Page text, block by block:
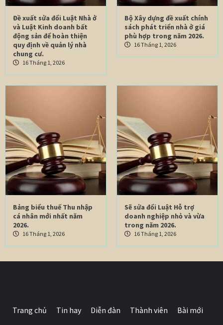
Đề xuất sửa đổi Luật Nhà ở
và Luật Kinh doanh bất
động sản để hoàn thiện
quy định về quản lý nhà
chung cư.
16 Tháng 1, 2026
Bộ Xây dựng đề xuất chính
sách phát triển nhà ở giá
phù hợp trong năm 2026.
16 Tháng 1, 2026
Bảng biểu thuế Thu nhập
cá nhân mới nhất năm
2026.
16 Tháng 1, 2026
Sẽ sửa đổi Luật Hỗ trợ
doanh nghiệp nhỏ và vừa
trong năm 2026.
16 Tháng 1, 2026
Trang chủ Tin hay Diễn đàn Thành viên Bài mới